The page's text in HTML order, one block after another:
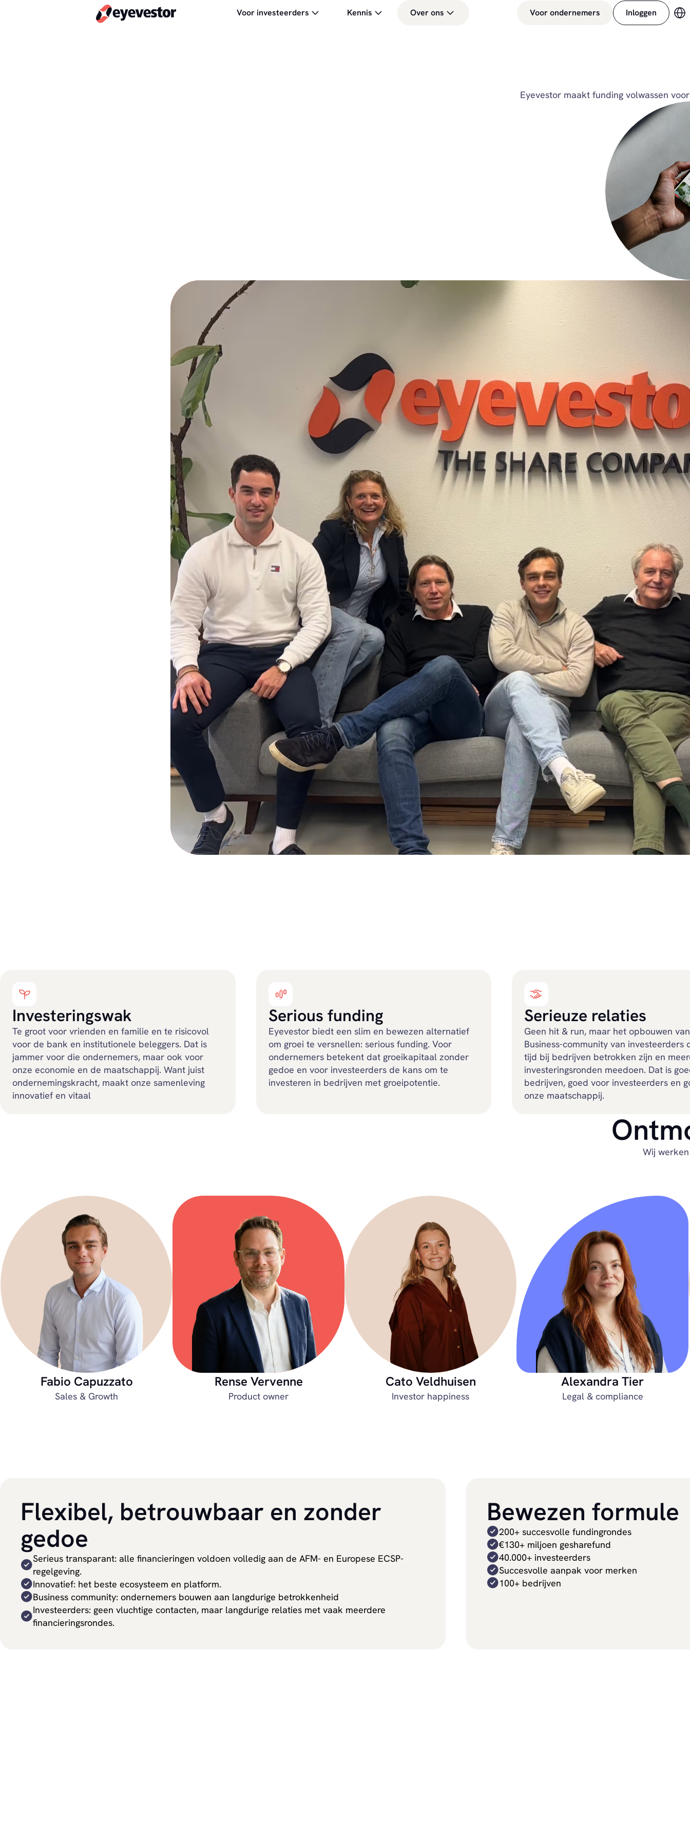
Voor investeerders Kennis Over ons Voor ondernemers Inloggen
Eyevestor maakt funding volwassen
Investeringswak
Te groot voor vrienden en familie en te risicovol
voor de bank en institutionele beleggers. Dat is
jammer voor die ondernemers, maar ook voor
onze economie en de maatschappij. Want juist
ondernemingskracht, maakt onze samenleving
innovatief en vitaal
Serious funding
Eyevestor biedt een slim en bewezen alternatief
om groei te versnellen: serious funding. Voor
ondernemers betekent dat groeikapitaal zonder
gedoe en voor investeerders de kans om te
investeren in bedrijven met groeipotentie.
Serieuze relaties
Geen hit & run, maar het opbouwen
Business-community van investeerders
tijd bij bedrijven betrokken zijn en
investeringsronden meedoen. Dat is
bedrijven, goed voor investeerders en
onze maatschappij.
Wij
Fabio Capuzzato
Sales & Growth
Rense Vervenne
Product owner
Cato Veldhuisen
Investor happiness
Alexandra Tier
Legal & compliance
Flexibel, betrouwbaar en zonder
gedoe
Serieus transparant: alle financieringen voldoen volledig aan de AFM- en Europese ECSP-
regelgeving.
Innovatief: het beste ecosysteem en platform.
Business community: ondernemers bouwen aan langdurige betrokkenheid
Investeerders: geen vluchtige contacten, maar langdurige relaties met vaak meerdere
financieringsrondes.
Bewezen formule
200+ succesvolle fundingrondes
€130+ miljoen gesharefund
40.000+ investeerders
Succesvolle aanpak voor merken
100+ bedrijven